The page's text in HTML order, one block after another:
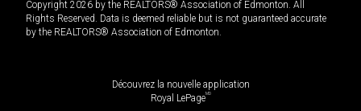
Copyright 2026 by the REALTORS® Association of Edmonton. All
Rights Reserved. Data is deemed reliable but is not guaranteed accurate
by the REALTORS® Association of Edmonton.
Découvrez la nouvelle application
Royal LePageMD